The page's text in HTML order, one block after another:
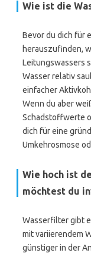
Wie ist die
Bevor du dich für
herauszufinden,
Leitungswassers
Wasser relativ
einfacher
Wenn du aber
Schadstoffwerte
dich für eine
Umkehrosmose
Wie hoch ist
möchtest du
Wasserfilter gibt
mit variierendem
günstiger in der